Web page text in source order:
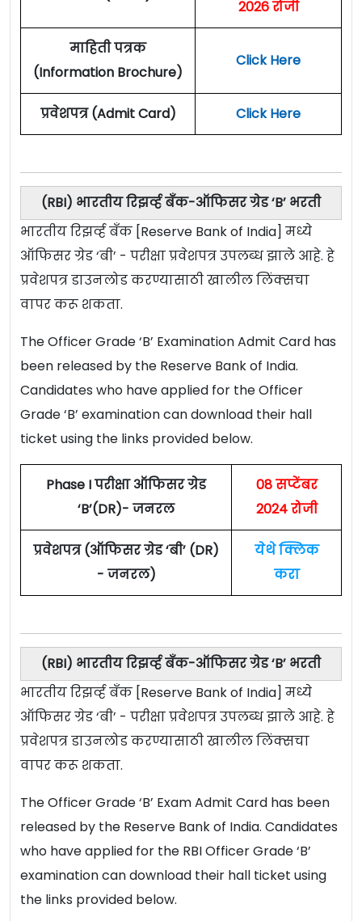
2026 रोजी
माहिती पत्रक
(Information Brochure)
Click Here
प्रवेशपत्र (Admit Card) Click Here
(RBI) भारतीय रिझर्व्ह बँक-ऑफिसर ग्रेड ‘B’ भरती
भारतीय रिझर्व्ह बँक [Reserve Bank of India] मध्ये
ऑफिसर ग्रेड ‘बी’ - परीक्षा प्रवेशपत्र उपलब्ध झाले आहे. हे
प्रवेशपत्र डाउनलोड करण्यासाठी खालील लिंक्सचा
वापर करू शकता.
The Officer Grade ‘B’ Examination Admit Card has
been released by the Reserve Bank of India.
Candidates who have applied for the Officer
Grade ‘B’ examination can download their hall
ticket using the links provided below.
Phase I परीक्षा ऑफिसर ग्रेड
‘B’(DR)- जनरल
08 सप्टेंबर
2024 रोजी
प्रवेशपत्र (ऑफिसर ग्रेड ‘बी’ (DR)
- जनरल)
येथे क्लिक
करा
(RBI) भारतीय रिझर्व्ह बँक-ऑफिसर ग्रेड ‘B’ भरती
भारतीय रिझर्व्ह बँक [Reserve Bank of India] मध्ये
ऑफिसर ग्रेड ‘बी’ - परीक्षा प्रवेशपत्र उपलब्ध झाले आहे. हे
प्रवेशपत्र डाउनलोड करण्यासाठी खालील लिंक्सचा
वापर करू शकता.
The Officer Grade ‘B’ Exam Admit Card has been
released by the Reserve Bank of India. Candidates
who have applied for the RBI Officer Grade ‘B’
examination can download their hall ticket using
the links provided below.